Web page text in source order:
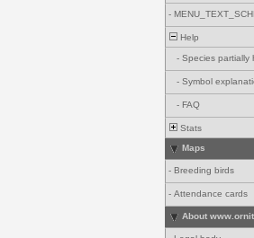
-
Help
- Species partially
- Symbol
- FAQ
Stats
Maps
- Breeding birds
- Attendance cards
About